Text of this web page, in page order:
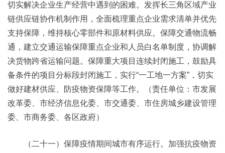
切实解决企业生产经营中遇到的困难。发挥长三角区域产业
链供应链协作机制作用，全面梳理重点企业需求清单并优先
支持保障，维持核心零部件和原材料供应。保障交通物流畅
通，建立交通运输保障重点企业和人员白名单制度，协调解
决货物跨省运输问题。保障重大项目连续封闭施工，鼓励具
备条件的项目分标段封闭施工，实行“一工地一方案”，切实
做好建材供应、防疫物资保障等工作。（责任单位：市发展
改革委、市经济信息化委、市交通委、市住房城乡建设管理
委、市商务委、各区政府）
（二十一）保障疫情期间城市有序运行。加强抗疫物资